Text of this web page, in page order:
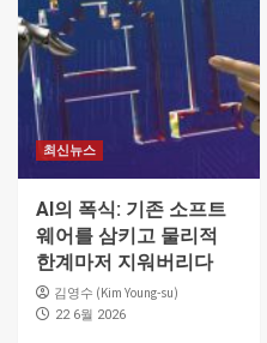
최신뉴스
AI의 폭식: 기존 소프트
웨어를 삼키고 물리적
한계마저 지워버리다
김영수 (Kim Young-su)
22 6월 2026